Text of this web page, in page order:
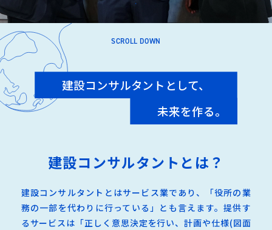
SCROLL DOWN
建設コンサルタントとして、
未来を作る。
建設コンサルタントとは？
建設コンサルタントとはサービス業であり、「役所の業
務の一部を代わりに行っている」とも言えます。提供す
るサービスは「正しく意思決定を行い、計画や仕様(図面